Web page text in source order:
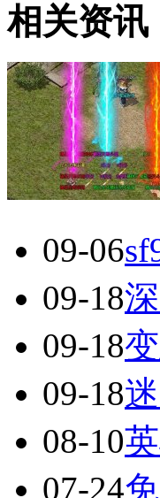
相关资讯
09-06
09-18
09-18
09-18
08-10
07-24